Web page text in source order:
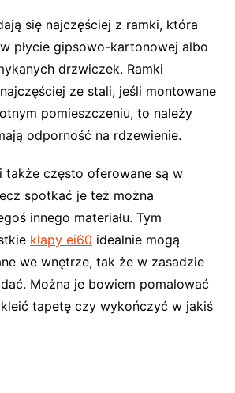
się najczęściej z ramki, która
płycie gipsowo-kartonowej albo
drzwiczek. Ramki
ze stali, jeśli montowane
pomieszczeniu, to należy
odporność na rdzewienie.
także często oferowane są w
spotkać je też można
innego materiału. Tym
klapy ei60 idealnie mogą
we wnętrze, tak że w zasadzie
Można je bowiem pomalować
tapetę czy wykończyć w jakiś